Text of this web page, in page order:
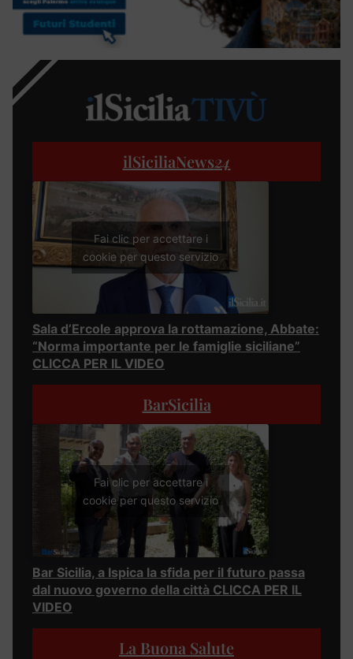
ilSiciliaNews24
Fai clic per accettare i
cookie per questo servizio
Sala d’Ercole approva la rottamazione, Abbate:
“Norma importante per le famiglie siciliane”
CLICCA PER IL VIDEO
BarSicilia
Fai clic per accettare i
cookie per questo servizio
Bar Sicilia, a Ispica la sfida per il futuro passa
dal nuovo governo della città CLICCA PER IL
VIDEO
La Buona Salute